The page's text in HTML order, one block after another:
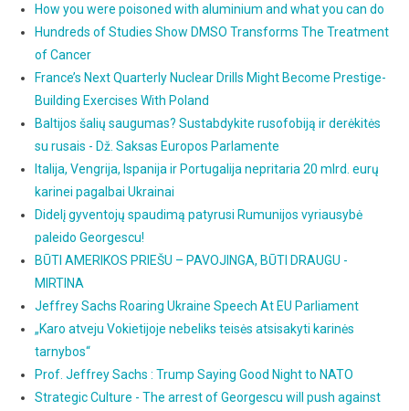
How you were poisoned with aluminium and what you can do
Hundreds of Studies Show DMSO Transforms The Treatment
of Cancer
France’s Next Quarterly Nuclear Drills Might Become Prestige-
Building Exercises With Poland
Baltijos šalių saugumas? Sustabdykite rusofobiją ir derėkitės
su rusais - Dž. Saksas Europos Parlamente
Italija, Vengrija, Ispanija ir Portugalija nepritaria 20 mlrd. eurų
karinei pagalbai Ukrainai
Didelį gyventojų spaudimą patyrusi Rumunijos vyriausybė
paleido Georgescu!
BŪTI AMERIKOS PRIEŠU – PAVOJINGA, BŪTI DRAUGU -
MIRTINA
Jeffrey Sachs Roaring Ukraine Speech At EU Parliament
„Karo atveju Vokietijoje nebeliks teisės atsisakyti karinės
tarnybos“
Prof. Jeffrey Sachs : Trump Saying Good Night to NATO
Strategic Culture - The arrest of Georgescu will push against